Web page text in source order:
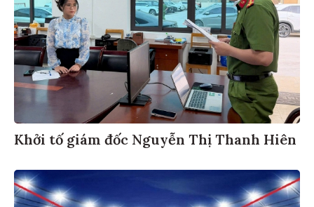
Khởi tố giám đốc Nguyễn Thị Thanh Hiên